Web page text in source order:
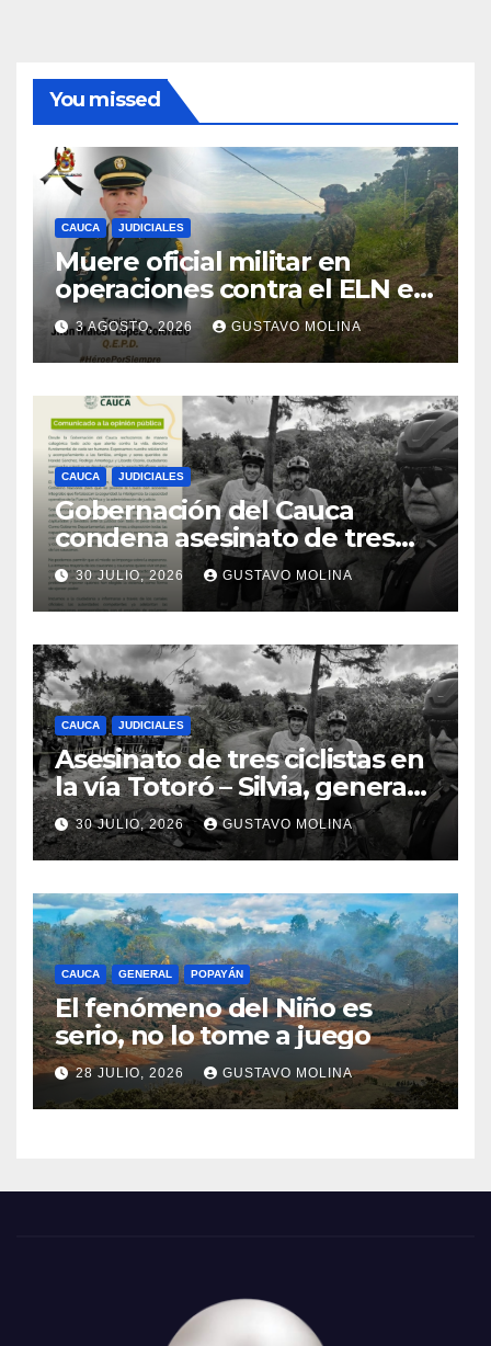
You missed
CAUCA JUDICIALES
Muere oficial militar en
operaciones contra el ELN en
el sur del Cauca
3 AGOSTO, 2026 GUSTAVO MOLINA
CAUCA JUDICIALES
Gobernación del Cauca
condena asesinato de tres
ciudadanos y exige medidas
urgentes al Gobierno
Nacional
30 JULIO, 2026 GUSTAVO MOLINA
CAUCA JUDICIALES
Asesinato de tres ciclistas en
la vía Totoró – Silvia, genera
consternación en el Cauca
30 JULIO, 2026 GUSTAVO MOLINA
CAUCA GENERAL POPAYÁN
El fenómeno del Niño es
serio, no lo tome a juego
28 JULIO, 2026 GUSTAVO MOLINA